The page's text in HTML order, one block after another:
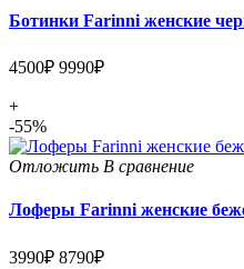
Ботинки Farinni женские
4500₽ 9990₽
+
-55%
Отложить В сравнение
Лоферы Farinni женские
3990₽ 8790₽